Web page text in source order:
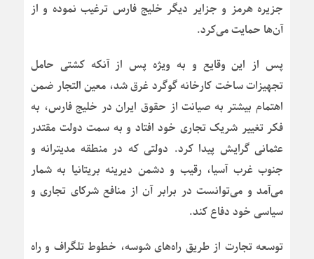
جزیره هرمز و جزایر دیگر خلیج فارس ترغیب نموده و از
آن‌ها حمایت می‌کرد.
پس از این وقایع و به ویژه پس از آنکه کشتی حامل
تجهیزات ساخت کارخانه گوگرد غرق شد، معین التجار ضمن
اهتمام بیشتر به صیانت از حقوق ایران در خلیج فارس، به
فکر تغییر شریک تجاری خود افتاد و به سمت دولت مقتدر
عثمانی گرایش پیدا کرد. دولتی که در منطقه مدیترانه و
جنوب غرب آسیا، رقیب و دشمن دیرینه بریتانیا به شمار
می‌آمد و می‌توانست در برابر آن از منافع شرکای تجاری و
سیاسی خود دفاع کند.
توسعه تجارت از طریق راه‌های شوسه، خطوط تلگراف و راه